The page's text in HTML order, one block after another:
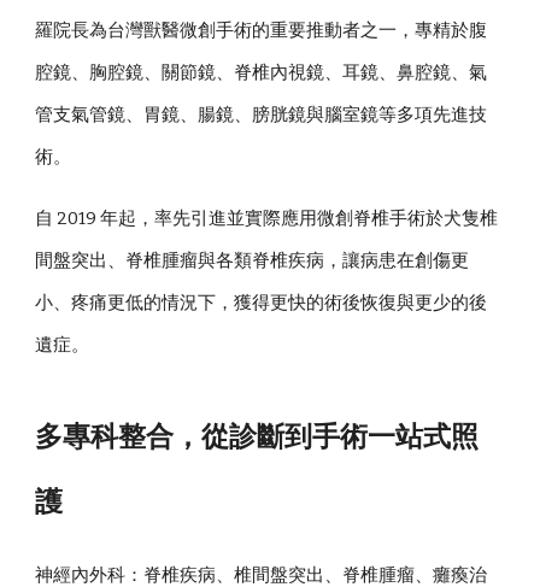
羅院長為台灣獸醫微創手術的重要推動者之一，專精於腹
腔鏡、胸腔鏡、關節鏡、脊椎內視鏡、耳鏡、鼻腔鏡、氣
管支氣管鏡、胃鏡、腸鏡、膀胱鏡與腦室鏡等多項先進技
術。
自 2019 年起，率先引進並實際應用微創脊椎手術於犬隻椎
間盤突出、脊椎腫瘤與各類脊椎疾病，讓病患在創傷更
小、疼痛更低的情況下，獲得更快的術後恢復與更少的後
遺症。
多專科整合，從診斷到手術一站式照
護
神經內外科：脊椎疾病、椎間盤突出、脊椎腫瘤、癱瘓治